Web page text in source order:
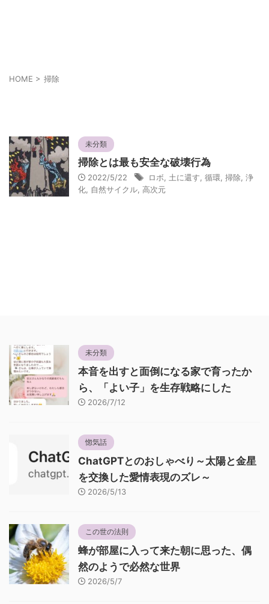
HOME > 掃除
未分類
掃除とは最も安全な破壊行為
2022/5/22 ロボ 土に還す 循環 掃除 浄
化 自然サイクル 高次元
未分類
本音を出すと面倒になる家で育ったか
ら、「よい子」を生存戦略にした
2026/7/12
惚気話
ChatGPTとのおしゃべり～太陽と金星
を交換した愛情表現のズレ～
2026/5/13
この世の法則
蜂が部屋に入って来た朝に思った、偶
然のようで必然な世界
2026/5/7